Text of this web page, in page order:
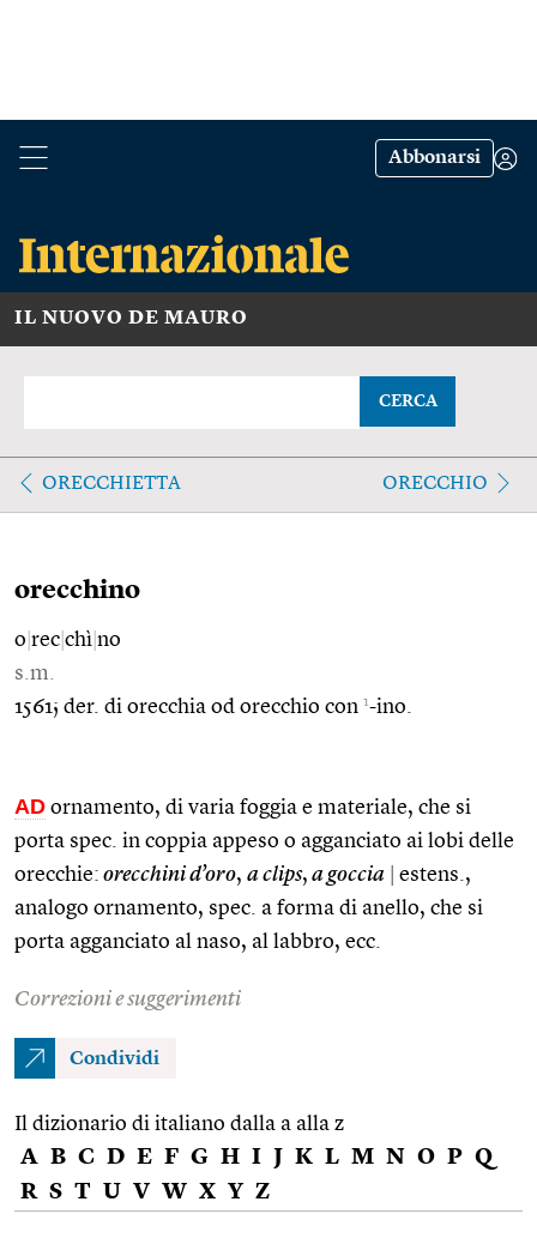
Abbonarsi
IL NUOVO DE MAURO
CERCA
ORECCHIETTA ORECCHIO
orecchino
o rec chì no
s.m.
1561; der. di orecchia od orecchio con 1-ino.
AD ornamento, di varia foggia e materiale, che si
porta spec. in coppia appeso o agganciato ai lobi delle
orecchie: orecchini d’oro, a clips, a goccia
estens.,
analogo ornamento, spec. a forma di anello, che si
porta agganciato al naso, al labbro, ecc.
Correzioni e suggerimenti
Condividi
Il dizionario di italiano dalla a alla z
A B C D E F G H I J K L M N O P Q
R S T U V W X Y Z